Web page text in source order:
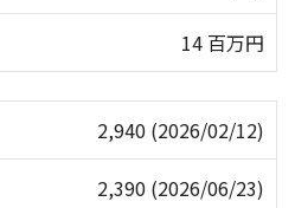
14 百万円
2,940 (2026/02/12)
2,390 (2026/06/23)